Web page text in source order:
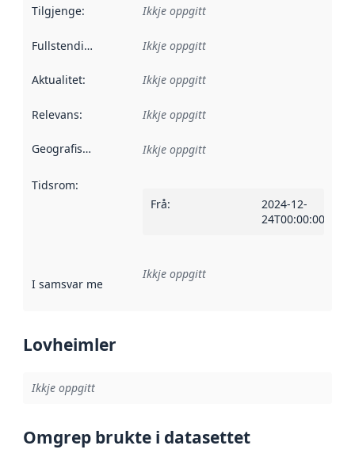
Tilgjenge: Ikkje oppgitt
Fullstendigheit Ikkje oppgitt
Aktualitet: Ikkje oppgitt
Relevans: Ikkje oppgitt
Geografisk område Ikkje oppgitt
Tidsrom:
Frå:
2024-12-
I samsvar med Referanse til ei implementeringsregel eller
Ikkje oppgitt
Lovheimler
Ikkje oppgitt
Omgrep brukte i datasettet